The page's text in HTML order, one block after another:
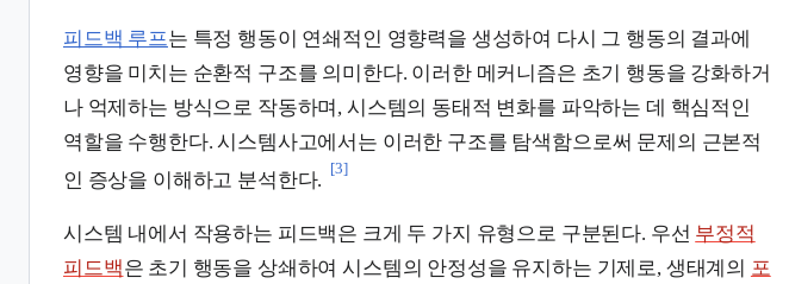
피드백 루프는 특정 행동이 연쇄적인 영향력을 생성하여 다시 그 행동의 결과에
영향을 미치는 순환적 구조를 의미한다. 이러한 메커니즘은 초기 행동을 강화하거
나 억제하는 방식으로 작동하며, 시스템의 동태적 변화를 파악하는 데 핵심적인
역할을 수행한다. 시스템사고에서는 이러한 구조를 탐색함으로써 문제의 근본적
인 증상을 이해하고 분석한다.
[3]
시스템 내에서 작용하는 피드백은 크게 두 가지 유형으로 구분된다. 우선 부정적
피드백은 초기 행동을 상쇄하여 시스템의 안정성을 유지하는 기제로, 생태계의 포